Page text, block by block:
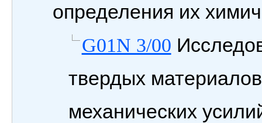
определения их
G01N 3/00
твердых
механических